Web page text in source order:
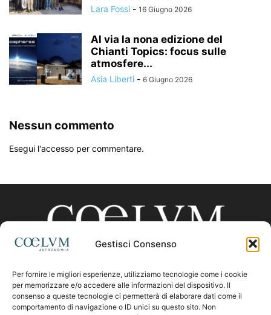
Gestisci Consenso
Per fornire le migliori esperienze, utilizziamo tecnologie come i cookie
per memorizzare e/o accedere alle informazioni del dispositivo. Il
consenso a queste tecnologie ci permetterà di elaborare dati come il
comportamento di navigazione o ID unici su questo sito. Non
Lara Fossi - 16 Giugno 2026
Al via la nona edizione del
Chianti Topics: focus sulle
atmosfere...
Asia Liberti - 6 Giugno 2026
Nessun commento
Esegui l'accesso per commentare.
CHI SIAMO